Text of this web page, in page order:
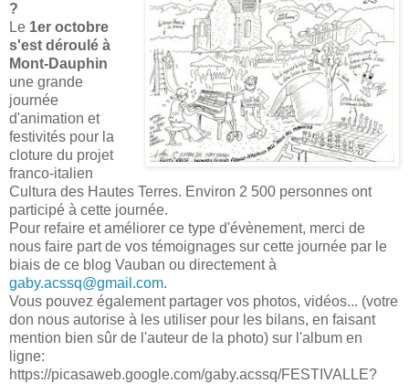
?
Le 1er octobre
s'est déroulé à
Mont-Dauphin
une grande
journée
d'animation et
festivités pour la
cloture du projet
franco-italien
Cultura des Hautes Terres. Environ 2 500 personnes ont
participé à cette journée.
Pour refaire et améliorer ce type d'évènement, merci de
nous faire part de vos témoignages sur cette journée par le
biais de ce blog Vauban ou directement à
gaby.acssq@gmail.com.
Vous pouvez également partager vos photos, vidéos... (votre
don nous autorise à les utiliser pour les bilans, en faisant
mention bien sûr de l'auteur de la photo) sur l'album en
ligne:
https://picasaweb.google.com/gaby.acssq/FESTIVALLE?